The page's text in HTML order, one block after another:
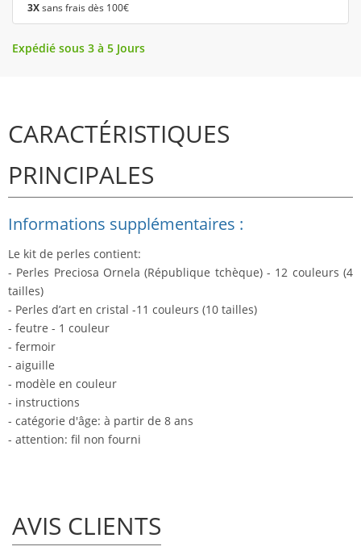
3Xsans frais dès 100€
Expédié sous 3 à 5 Jours
CARACTÉRISTIQUES
PRINCIPALES
Informations supplémentaires :
Le kit de perles contient:
- Perles Preciosa Ornela (République tchèque) - 12 couleurs (4
tailles)
- Perles d’art en cristal -11 couleurs (10 tailles)
- feutre - 1 couleur
- fermoir
- aiguille
- modèle en couleur
- instructions
- catégorie d'âge: à partir de 8 ans
- attention: fil non fourni
AVIS CLIENTS